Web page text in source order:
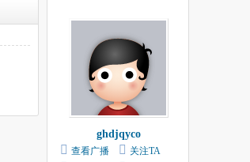
ghdjqyco
查看广播
关注TA